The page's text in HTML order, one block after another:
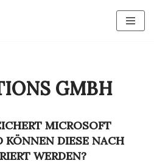
GMBH
MICROSOFT
KÖNNEN DIESE NACH
WERDEN?